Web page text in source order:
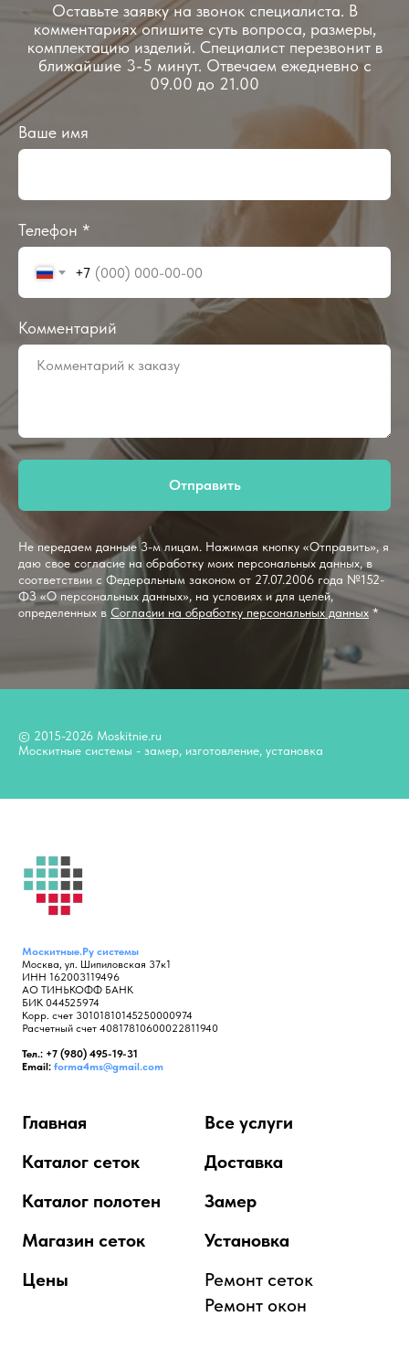
Оставьте заявку на звонок специалиста. В
комментариях опишите суть вопроса, размеры,
комплектацию изделий. Специалист перезвонит в
ближайшие 3-5 минут. Отвечаем ежедневно с
09.00 до 21.00
Ваше имя
Телефон *
+7
Комментарий
Отправить
Не передаем данные 3-м лицам. Нажимая кнопку «Отправить», я
даю свое согласие на обработку моих персональных данных, в
соответствии с Федеральным законом от 27.07.2006 года №152-
ФЗ «О персональных данных», на условиях и для целей,
определенных в Согласии на обработку персональных данных *
© 2015-2026 Moskitnie.ru
Москитные системы - замер, изготовление, установка
Москитные.Ру системы
Москва, ул. Шипиловская 37к1
ИНН 162003119496
АО ТИНЬКОФФ БАНК
БИК 044525974
Корр. счет 30101810145250000974
Расчетный счет 40817810600022811940
Тел.: +7 (980) 495-19-31
Email: forma4ms@gmail.com
Главная
Каталог сеток
Каталог полотен
Магазин сеток
Цены
Все услуги
Доставка
Замер
Установка
Ремонт сеток
Ремонт окон